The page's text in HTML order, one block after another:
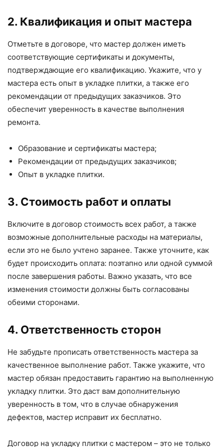
2. Квалификация и опыт мастера
Отметьте в договоре, что мастер должен иметь
соответствующие сертификаты и документы,
подтверждающие его квалификацию. Укажите, что у
мастера есть опыт в укладке плитки, а также его
рекомендации от предыдущих заказчиков. Это
обеспечит уверенность в качестве выполнения
ремонта.
Образование и сертификаты мастера;
Рекомендации от предыдущих заказчиков;
Опыт в укладке плитки.
3. Стоимость работ и оплаты
Включите в договор стоимость всех работ, а также
возможные дополнительные расходы на материалы,
если это не было учтено заранее. Также уточните, как
будет происходить оплата: поэтапно или одной суммой
после завершения работы. Важно указать, что все
изменения стоимости должны быть согласованы
обеими сторонами.
4. Ответственность сторон
Не забудьте прописать ответственность мастера за
качественное выполнение работ. Также укажите, что
мастер обязан предоставить гарантию на выполненную
укладку плитки. Это даст вам дополнительную
уверенность в том, что в случае обнаружения
дефектов, мастер исправит их бесплатно.
Договор на укладку плитки с мастером – это не только